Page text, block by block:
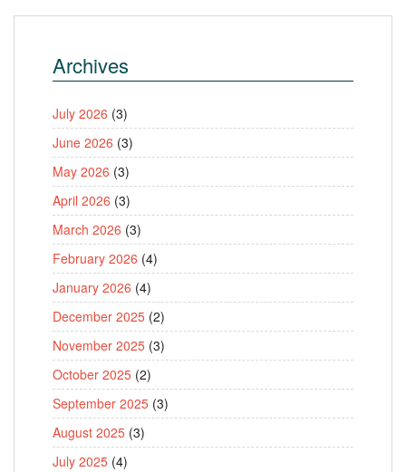
Archives
July 2026 (3)
June 2026 (3)
May 2026 (3)
April 2026 (3)
March 2026 (3)
February 2026 (4)
January 2026 (4)
December 2025 (2)
November 2025 (3)
October 2025 (2)
September 2025 (3)
August 2025 (3)
July 2025 (4)